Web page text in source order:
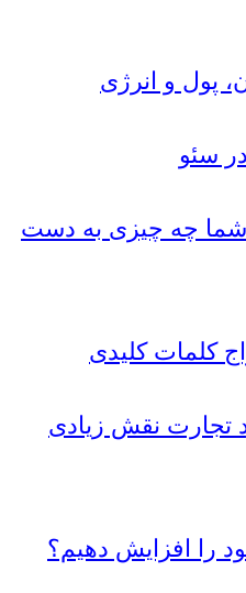
پول و انرژی
سئو
چه چیزی به دست
کلمات کلیدی
تجارت نقش زیادی
را افزایش دهیم؟